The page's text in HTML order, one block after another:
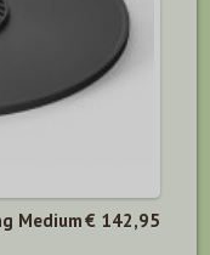
Medium€ 142,95